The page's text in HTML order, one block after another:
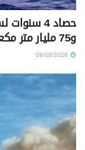
و75 مليار متر مكعب غاز